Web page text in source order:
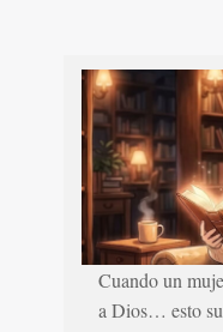
Cuando un
a Dios… esto